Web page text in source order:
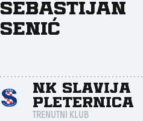
Sebastijan
Senić
NK Slavija
Pleternica
TRENUTNI KLUB